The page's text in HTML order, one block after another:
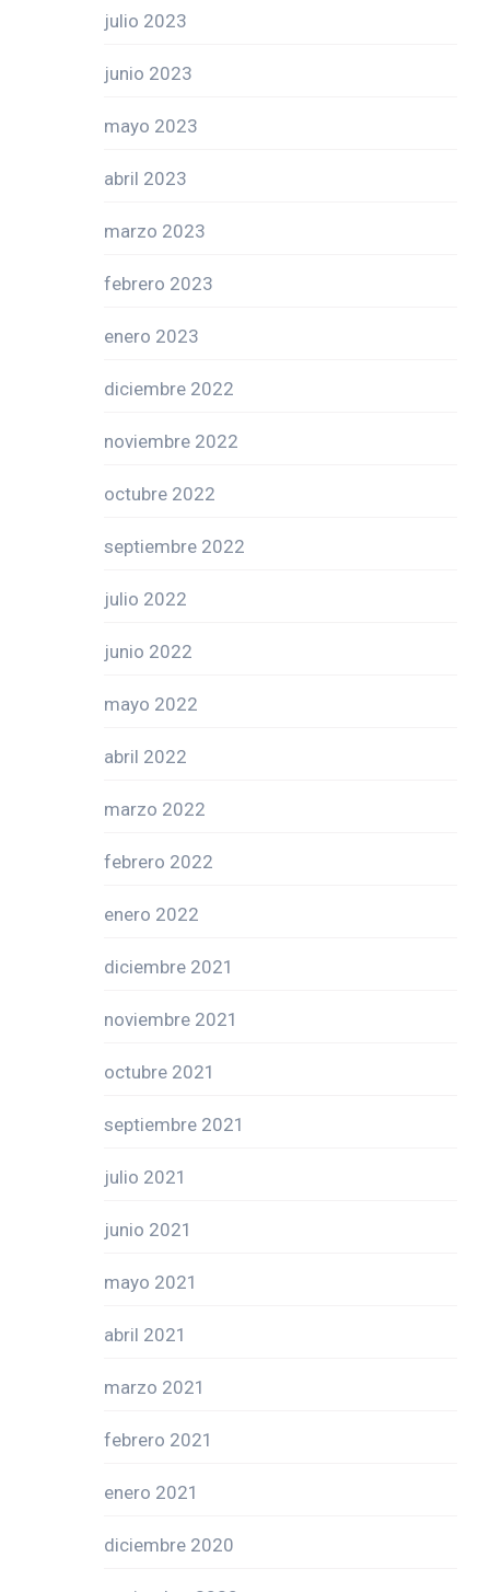
julio 2023
junio 2023
mayo 2023
abril 2023
marzo 2023
febrero 2023
enero 2023
diciembre 2022
noviembre 2022
octubre 2022
septiembre 2022
julio 2022
junio 2022
mayo 2022
abril 2022
marzo 2022
febrero 2022
enero 2022
diciembre 2021
noviembre 2021
octubre 2021
septiembre 2021
julio 2021
junio 2021
mayo 2021
abril 2021
marzo 2021
febrero 2021
enero 2021
diciembre 2020